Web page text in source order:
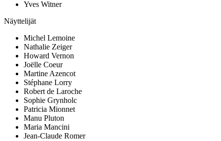
Yves Witner
Näyttelijät
Michel Lemoine
Nathalie Zeiger
Howard Vernon
Joëlle Coeur
Martine Azencot
Stéphane Lorry
Robert de Laroche
Sophie Grynholc
Patricia Mionnet
Manu Pluton
Maria Mancini
Jean-Claude Romer